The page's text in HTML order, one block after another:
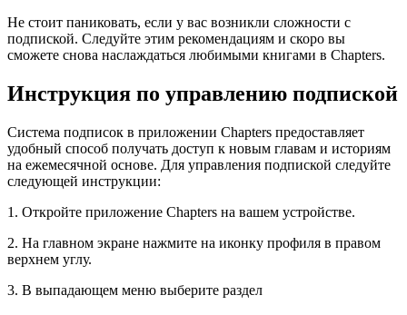
Не стоит паниковать, если у вас возникли сложности с
подпиской. Следуйте этим рекомендациям и скоро вы
сможете снова наслаждаться любимыми книгами в Chapters.
Инструкция по управлению подпиской
Система подписок в приложении Chapters предоставляет
удобный способ получать доступ к новым главам и историям
на ежемесячной основе. Для управления подпиской следуйте
следующей инструкции:
1. Откройте приложение Chapters на вашем устройстве.
2. На главном экране нажмите на иконку профиля в правом
верхнем углу.
3. В выпадающем меню выберите раздел